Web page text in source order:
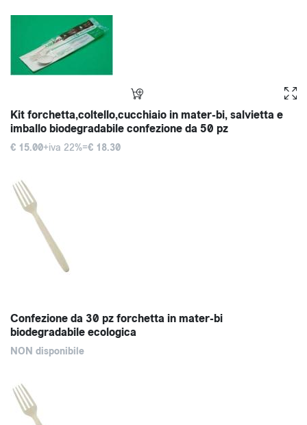
Kit forchetta,coltello,cucchiaio in mater-bi, salvietta e
imballo biodegradabile confezione da 50 pz
€ 15.00+iva 22%=€ 18.30
Confezione da 30 pz forchetta in mater-bi
biodegradabile ecologica
NON disponibile